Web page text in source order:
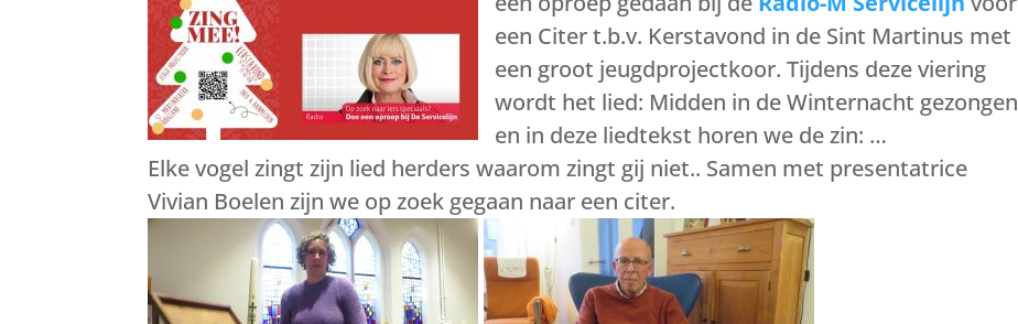
een Citer t.b.v. Kerstavond in de Sint Martinus met
een groot jeugdprojectkoor. Tijdens deze viering
wordt het lied: Midden in de Winternacht gezongen
en in deze liedtekst horen we de zin: …
Elke vogel zingt zijn lied herders waarom zingt gij niet.. Samen met presentatrice
Vivian Boelen zijn we op zoek gegaan naar een citer.